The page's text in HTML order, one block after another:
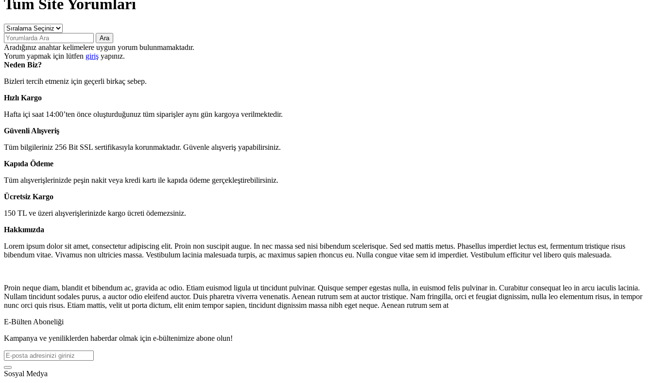
Tum Site Yorumları
Ara
Aradığınız anahtar kelimelere uygun yorum bulunmamaktadır.
Yorum yapmak için lütfen giriş yapınız.
Neden Biz?
Bizleri tercih etmeniz için geçerli birkaç sebep.
Hızlı Kargo
Hafta içi saat 14:00’ten önce oluşturduğunuz tüm siparişler aynı gün kargoya verilmektedir.
Güvenli Alışveriş
Tüm bilgileriniz 256 Bit SSL sertifikasıyla korunmaktadır. Güvenle alışveriş yapabilirsiniz.
Kapıda Ödeme
Tüm alışverişlerinizde peşin nakit veya kredi kartı ile kapıda ödeme gerçekleştirebilirsiniz.
Ücretsiz Kargo
150 TL ve üzeri alışverişlerinizde kargo ücreti ödemezsiniz.
Hakkımızda
Lorem ipsum dolor sit amet, consectetur adipiscing elit. Proin non suscipit augue. In nec massa sed nisi bibendum scelerisque. Sed sed mattis metus. Phasellus imperdiet lectus est, fermentum tristique risus
bibendum vitae. Vivamus non ultricies massa. Vestibulum lacinia malesuada turpis, ac maximus sapien rhoncus eu. Nulla congue vitae sem id imperdiet. Vestibulum efficitur vel libero quis malesuada.
Proin neque diam, blandit et bibendum ac, gravida ac odio. Etiam euismod ligula ut tincidunt pulvinar. Quisque semper egestas nulla, in euismod felis pulvinar in. Curabitur consequat leo in arcu iaculis lacinia.
Nullam tincidunt sodales purus, a auctor odio eleifend auctor. Duis pharetra viverra venenatis. Aenean rutrum sem at auctor tristique. Nam fringilla, orci et feugiat dignissim, nulla leo elementum risus, in tempor
nunc orci quis risus. Etiam mattis, velit ut porta dictum, elit enim tempor sapien, tincidunt dignissim massa nibh eget neque. Aenean rutrum sem at
E-Bülten Aboneliği
Kampanya ve yeniliklerden haberdar olmak için e-bültenimize abone olun!
Sosyal Medya